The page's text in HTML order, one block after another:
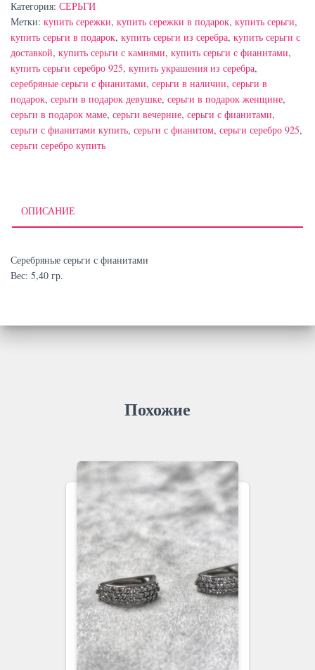
с
фианитами
Категория: СЕРЬГИ
Метки: купить сережки, купить сережки в подарок, купить серьги,
купить серьги в подарок, купить серьги из серебра, купить серьги с
доставкой, купить серьги с камнями, купить серьги с фианитами,
купить серьги серебро 925, купить украшения из серебра,
серебряные серьги с фианитами, серьги в наличии, серьги в
подарок, серьги в подарок девушке, серьги в подарок женщине,
серьги в подарок маме, серьги вечерние, серьги с фианитами,
серьги с фианитами купить, серьги с фианитом, серьги серебро 925,
серьги серебро купить
ОПИСАНИЕ
Серебряные серьги с фианитами
Вес: 5,40 гр.
Похожие